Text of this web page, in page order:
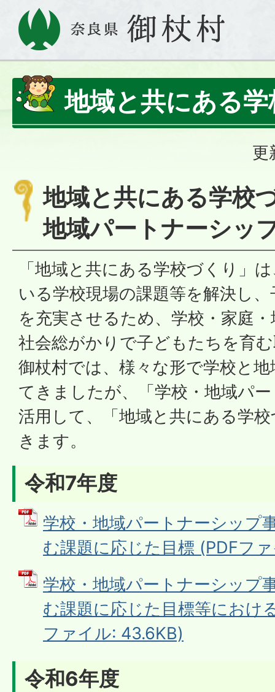
地域と共にある
更
地域と共にある学校
地域パートナーシッ
「地域と共にある学校づくり」
いる学校現場の課題等を解決し
を充実させるため、学校・家庭
社会総がかりで子どもたちを育
御杖村では、様々な形で学校と
てきましたが、「学校・地域パ
活用して、「地域と共にある学
きます。
令和7年度
学校・地域パートナーシップ
む課題に応じた目標 (PDFフ
学校・地域パートナーシップ
む課題に応じた目標等におけ
ファイル: 43.6KB)
令和6年度